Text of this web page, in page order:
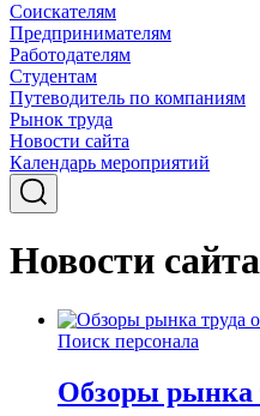
Соискателям
Предпринимателям
Работодателям
Студентам
Путеводитель по компаниям
Рынок труда
Новости сайта
Календарь мероприятий
Новости сайта
Поиск персонала
Обзоры рынка